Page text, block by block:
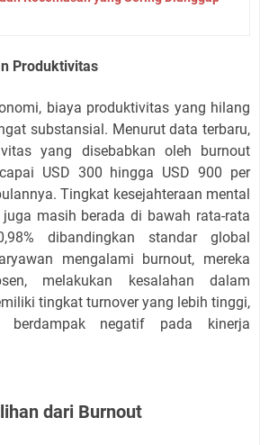
Produktivitas
biaya produktivitas yang hilang
substansial. Menurut data terbaru,
yang disebabkan oleh burnout
USD 300 hingga USD 900 per
Tingkat kesejahteraan mental
juga masih berada di bawah rata-rata
dibandingkan standar global
mengalami burnout, mereka
melakukan kesalahan dalam
tingkat turnover yang lebih tinggi,
berdampak negatif pada kinerja
dari Burnout